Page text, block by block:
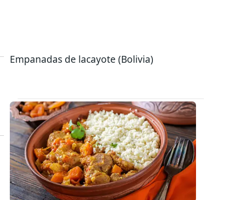
Empanadas de lacayote (Bolivia)